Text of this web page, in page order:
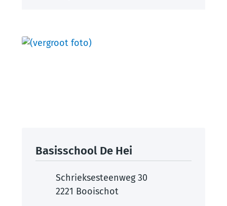
Contact
Basisschool De Hei
AdresSchrieksesteenweg 30
,2221 Booischot